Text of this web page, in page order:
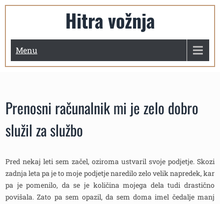
Skip
Hitra vožnja
Menu
Prenosni računalnik mi je zelo dobro
služil za službo
Pred nekaj leti sem začel, oziroma ustvaril svoje podjetje. Skozi
zadnja leta pa je to moje podjetje naredilo zelo velik napredek, kar
pa je pomenilo, da se je količina mojega dela tudi drastično
povišala. Zato pa sem opazil, da sem doma imel čedalje manj